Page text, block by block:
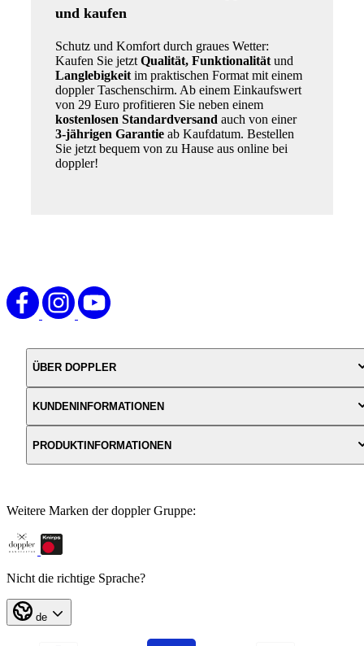
und kaufen
Schutz und Komfort durch graues Wetter:
Kaufen Sie jetzt Qualität, Funktionalität und
Langlebigkeit im praktischen Format mit einem
doppler Taschenschirm. Ab einem Einkaufswert
von 29 Euro profitieren Sie neben einem
kostenlosen Standardversand auch von einer
3-jährigen Garantie ab Kaufdatum. Bestellen
Sie jetzt bequem von zu Hause aus online bei
doppler!
ÜBER DOPPLER
KUNDENINFORMATIONEN
PRODUKTINFORMATIONEN
Weitere Marken der doppler Gruppe:
Nicht die richtige Sprache?
de